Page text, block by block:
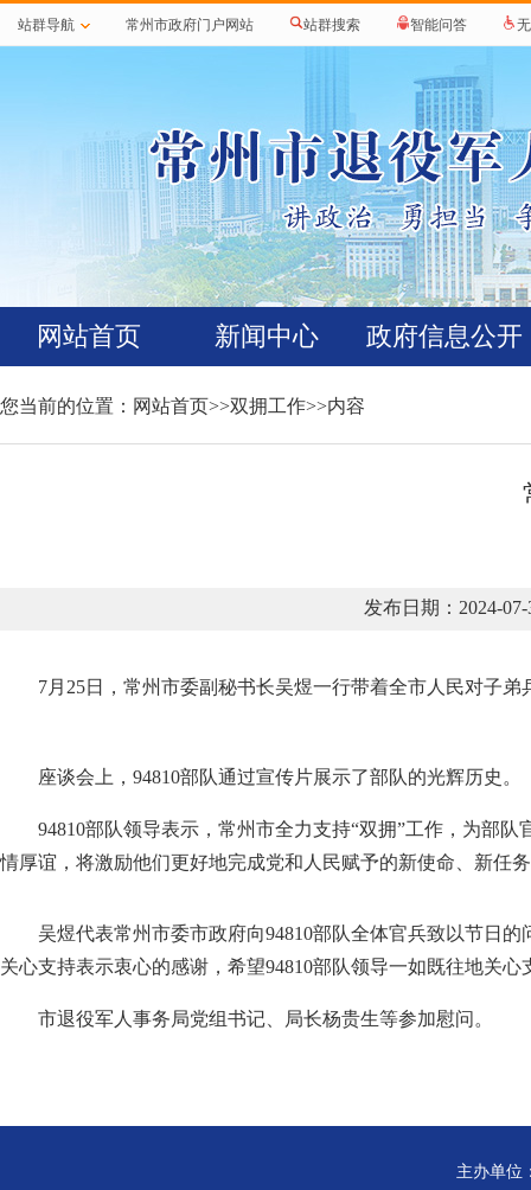
站群导航 常州市政府门户网站 站群搜索 智能问答
网站首页 新闻中心 政府信息公开
您当前的位置： 网站首页>>双拥工作>>内容
发布日期：2024-
7月25日，常州市委副秘书长吴煜一行带着全市人民对子
座谈会上，94810部队通过宣传片展示了部队的光辉历史。
94810部队领导表示，常州市全力支持“双拥”工作，为部
情厚谊，将激励他们更好地完成党和人民赋予的新使命、新任
吴煜代表常州市委市政府向94810部队全体官兵致以节日
关心支持表示衷心的感谢，希望94810部队领导一如既往地关
市退役军人事务局党组书记、局长杨贵生等参加慰问。
主办单位